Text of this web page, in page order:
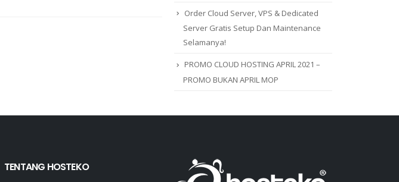
Order Cloud Server, VPS & Dedicated
Server Gratis Setup Dan Maintenance
Selamanya!
PROMO CLOUD HOSTING APRIL 2021 –
PROMO BUKAN APRIL MOP
TENTANG HOSTEKO